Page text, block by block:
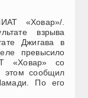
«Ховар»/.
взрыва
Джигава в
превысило
«Ховар» со
этом сообщил
По его